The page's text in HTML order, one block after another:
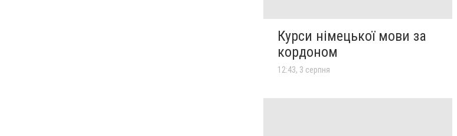
Курси німецької мови за
кордоном
12:43, 3 серпня